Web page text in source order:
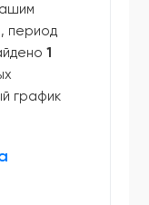
, период
1
график